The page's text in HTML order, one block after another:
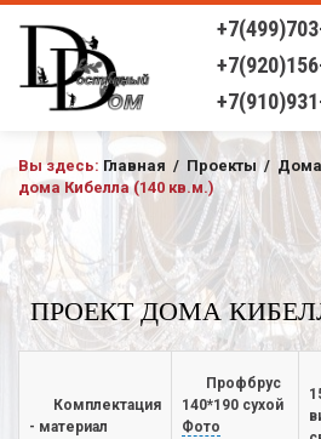
Вы здесь: Главная / Проекты / Дома
дома Кибелла (140 кв.м.)
ПРОЕКТ ДОМА
Комплектация
- материал
Профбрус
140*190 сухой
Фото